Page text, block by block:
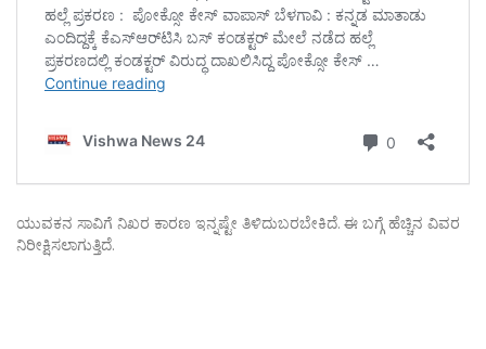
ಯುವಕನ ಸಾವಿಗೆ ನಿಖರ ಕಾರಣ ಇನ್ನಷ್ಟೇ ತಿಳಿದುಬರಬೇಕಿದೆ. ಈ ಬಗ್ಗೆ ಹೆಚ್ಚಿನ ವಿವರ
ನಿರೀಕ್ಷಿಸಲಾಗುತ್ತಿದೆ.